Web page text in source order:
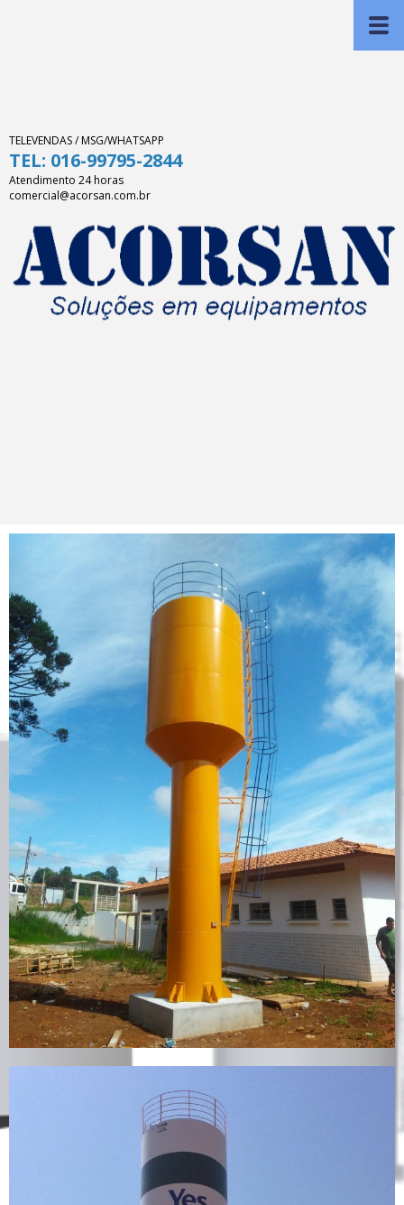
TELEVENDAS / MSG/WHATSAPP
TEL: 016-99795-2844
Atendimento 24 horas
comercial@acorsan.com.br